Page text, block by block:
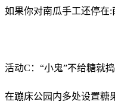
如果你对南瓜手工还停在:
活动C：“小鬼”不给糖就
在蹦床公园内多处设置糖